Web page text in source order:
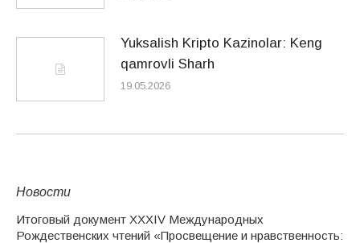
Yuksalish Kripto Kazinolar: Keng
qamrovli Sharh
19.05.2026
Новости
Итоговый документ XXХIV Международных
Рождественских чтений «Просвещение и нравственность: